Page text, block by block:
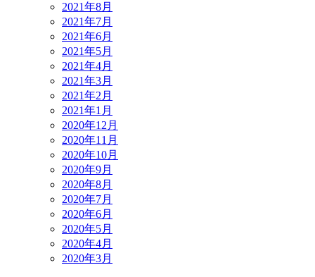
2021年8月
2021年7月
2021年6月
2021年5月
2021年4月
2021年3月
2021年2月
2021年1月
2020年12月
2020年11月
2020年10月
2020年9月
2020年8月
2020年7月
2020年6月
2020年5月
2020年4月
2020年3月